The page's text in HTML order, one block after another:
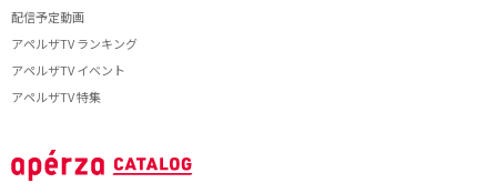
配信予定動画
アペルザTV ランキング
アペルザTV イベント
アペルザTV 特集